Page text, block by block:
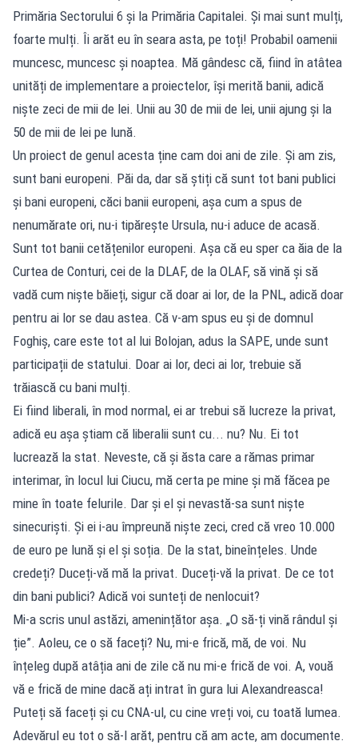
Primăria Sectorului 6 și la Primăria Capitalei. Și mai sunt mulți,
foarte mulți. Îi arăt eu în seara asta, pe toți! Probabil oamenii
muncesc, muncesc și noaptea. Mă gândesc că, fiind în atâtea
unități de implementare a proiectelor, își merită banii, adică
niște zeci de mii de lei. Unii au 30 de mii de lei, unii ajung și la
50 de mii de lei pe lună.
Un proiect de genul acesta ține cam doi ani de zile. Și am zis,
sunt bani europeni. Păi da, dar să știți că sunt tot bani publici
și bani europeni, căci banii europeni, așa cum a spus de
nenumărate ori, nu-i tipărește Ursula, nu-i aduce de acasă.
Sunt tot banii cetățenilor europeni. Așa că eu sper ca ăia de la
Curtea de Conturi, cei de la DLAF, de la OLAF, să vină și să
vadă cum niște băieți, sigur că doar ai lor, de la PNL, adică doar
pentru ai lor se dau astea. Că v-am spus eu și de domnul
Foghiș, care este tot al lui Bolojan, adus la SAPE, unde sunt
participații de statului. Doar ai lor, deci ai lor, trebuie să
trăiască cu bani mulți.
Ei fiind liberali, în mod normal, ei ar trebui să lucreze la privat,
adică eu așa știam că liberalii sunt cu... nu? Nu. Ei tot
lucrează la stat. Neveste, că și ăsta care a rămas primar
interimar, în locul lui Ciucu, mă certa pe mine și mă făcea pe
mine în toate felurile. Dar și el și nevastă-sa sunt niște
sinecuriști. Și ei i-au împreună niște zeci, cred că vreo 10.000
de euro pe lună și el și soția. De la stat, bineînțeles. Unde
credeți? Duceți-vă mă la privat. Duceți-vă la privat. De ce tot
din bani publici? Adică voi sunteți de nenlocuit?
Mi-a scris unul astăzi, amenințător așa. „O să-ți vină rândul și
ție”. Aoleu, ce o să faceți? Nu, mi-e frică, mă, de voi. Nu
înțeleg după atâția ani de zile că nu mi-e frică de voi. A, vouă
vă e frică de mine dacă ați intrat în gura lui Alexandreasca!
Puteți să faceți și cu CNA-ul, cu cine vreți voi, cu toată lumea.
Adevărul eu tot o să-l arăt, pentru că am acte, am documente.